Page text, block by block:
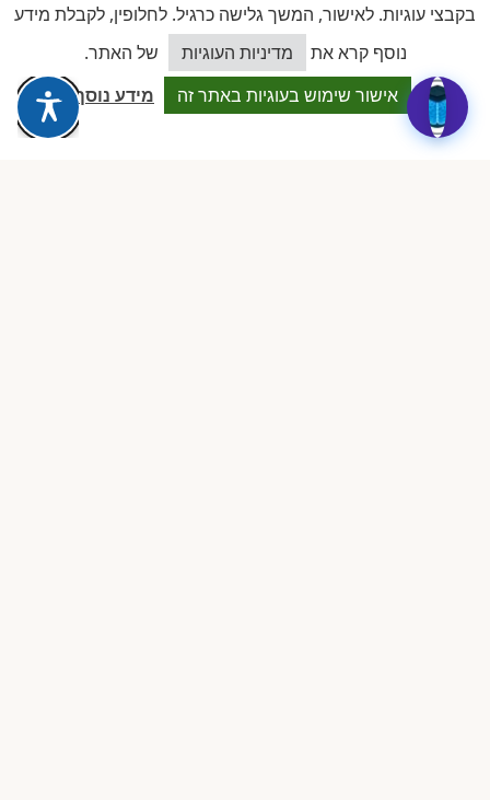
תרומה לעמותה
תמכו במאבק שלנו על גני הילדים
בקבצי עוגיות. לאישור, המשך גלישה כרגיל. לחלופין, לקבלת מידע
נוסף קרא את
מדיניות העוגיות
של האתר.
אישור שימוש בעוגיות באתר זה
מידע נוסף
כיצד אוכל לסייע?